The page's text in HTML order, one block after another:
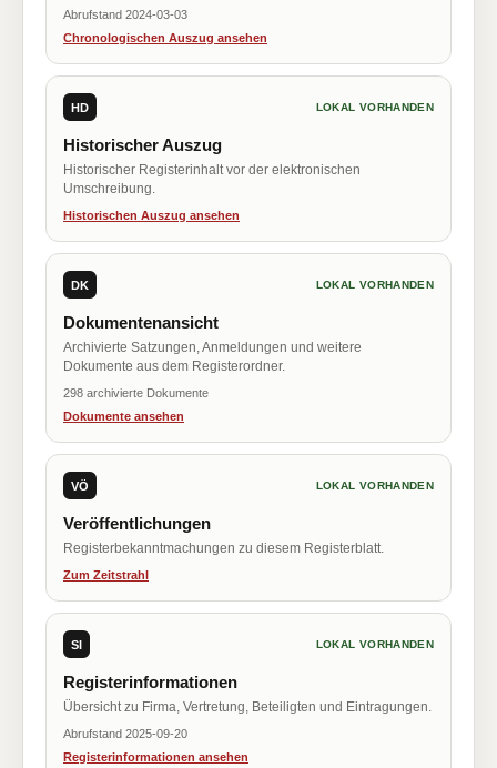
Abrufstand 2024-03-03
Chronologischen Auszug ansehen
HD LOKAL VORHANDEN
Historischer Auszug
Historischer Registerinhalt vor der elektronischen
Umschreibung.
Historischen Auszug ansehen
DK LOKAL VORHANDEN
Dokumentenansicht
Archivierte Satzungen, Anmeldungen und weitere
Dokumente aus dem Registerordner.
298 archivierte Dokumente
Dokumente ansehen
VÖ LOKAL VORHANDEN
Veröffentlichungen
Registerbekanntmachungen zu diesem Registerblatt.
Zum Zeitstrahl
SI LOKAL VORHANDEN
Registerinformationen
Übersicht zu Firma, Vertretung, Beteiligten und Eintragungen.
Abrufstand 2025-09-20
Registerinformationen ansehen